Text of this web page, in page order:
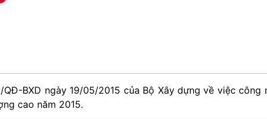
BXD ngày 19/05/2015 của Bộ Xây dựng về việc
cao năm 2015.